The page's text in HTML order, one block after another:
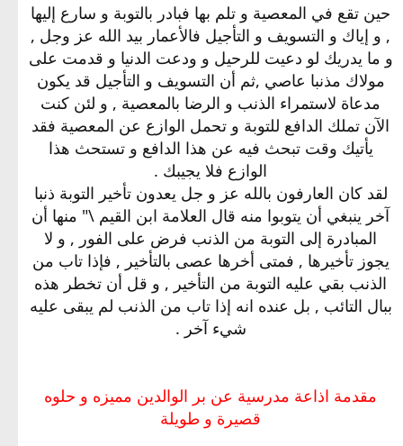
حين تقع في المعصية و تلم بها فبادر بالتوبة و سارع إليها
, و إياك و التسويف و التأجيل فالأعمار بيد الله عز وجل ,
و ما يدريك لو دعيت للرحيل و ودعت الدنيا و قدمت على
مولاك مذنبا عاصي ,ثم أن التسويف و التأجيل قد يكون
مدعاة لاستمراء الذنب و الرضا بالمعصية , و لئن كنت
الآن تملك الدافع للتوبة و تحمل الوازع عن المعصية فقد
يأتيك وقت تبحث فيه عن هذا الدافع و تستحث هذا
الوازع فلا يجيبك .
لقد كان العارفون بالله عز و جل يعدون تأخير التوبة ذنبا
آخر ينبغي أن يتوبوا منه قال العلامة ابن القيم \" منها أن
المبادرة إلى التوبة من الذنب فرض على الفور , و لا
يجوز تأخيرها , فمتى أخرها عصى بالتأخير , فإذا تاب من
الذنب بقي عليه التوبة من التأخير , و قل أن تخطر هذه
ببال التائب , بل عنده انه إذا تاب من الذنب لم يبقى عليه
شيء آخر .
مقدمة اذاعة مدرسية عن بر الوالدين مميزه و حلوه
قصيرة و طويلة